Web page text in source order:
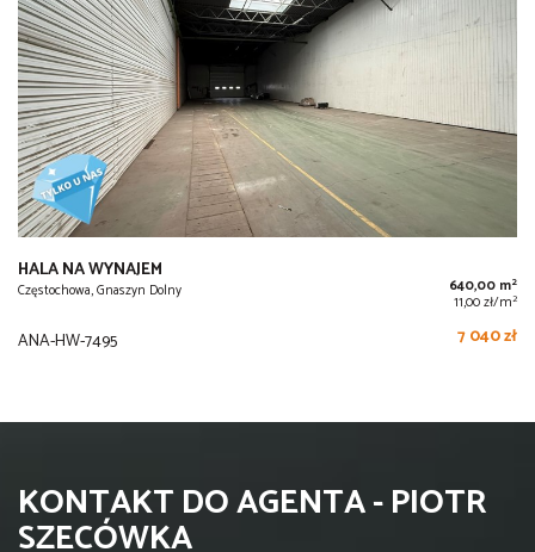
HALA NA WYNAJEM
Częstochowa, Gnaszyn Dolny 640,00 m2
11,00 zł/m2
ANA-HW-7495 7 040 zł
KONTAKT DO AGENTA - PIOTR
SZECÓWKA